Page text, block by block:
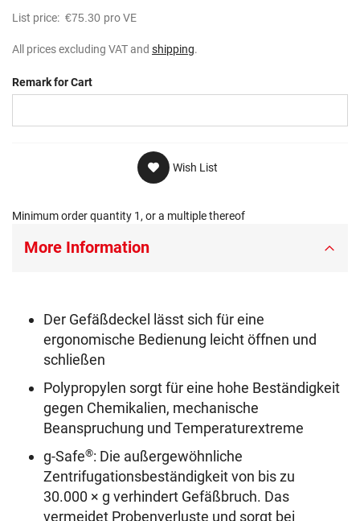
List price: €75.30 pro VE
All prices excluding VAT and shipping.
Remark for Cart
Wish List
Minimum order quantity 1, or a multiple thereof
More Information
Der Gefäßdeckel lässt sich für eine
ergonomische Bedienung leicht öffnen und
schließen
Polypropylen sorgt für eine hohe Beständigkeit
gegen Chemikalien, mechanische
Beanspruchung und Temperaturextreme
g-Safe®: Die außergewöhnliche
Zentrifugationsbeständigkeit von bis zu
30.000 × g verhindert Gefäßbruch. Das
vermeidet Probenverluste und sorgt bei